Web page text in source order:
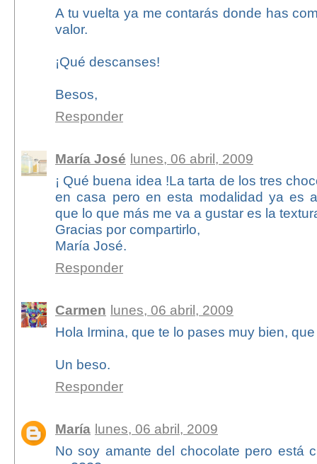
A tu vuelta ya me contarás donde has
valor.
¡Qué descanses!
Besos,
Responder
María José lunes, 06 abril, 2009
¡ Qué buena idea !La tarta de los tres
en casa pero en esta modalidad ya es
que lo que más me va a gustar es la
Gracias por compartirlo,
María José.
Responder
Carmen lunes, 06 abril, 2009
Hola Irmina, que te lo pases muy bien,
Un beso.
Responder
María lunes, 06 abril, 2009
No soy amante del chocolate pero está